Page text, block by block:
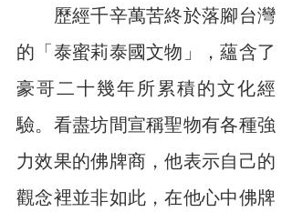
歷經千辛萬苦終於落腳台灣
的「泰蜜莉泰國文物」，蘊含了
豪哥二十幾年所累積的文化經
驗。看盡坊間宣稱聖物有各種強
力效果的佛牌商，他表示自己的
觀念裡並非如此，在他心中佛牌